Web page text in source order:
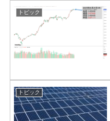
トピック
トピック